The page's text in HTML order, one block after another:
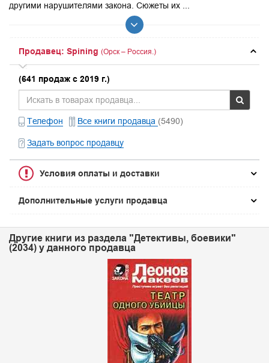
другими нарушителями закона. Сюжеты их ...
Продавец: Spining (Орск – Россия.)
(641 продаж с 2019 г.)
Телефон Все книги продавца (5490)
Задать вопрос продавцу
Условия оплаты и доставки
Дополнительные услуги продавца
Другие книги из раздела "Детективы, боевики"
(2034) у данного продавца